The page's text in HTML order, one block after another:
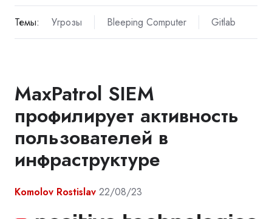
Темы: Угрозы Bleeping Computer Gitlab
MaxPatrol SIEM
профилирует активность
пользователей в
инфраструктуре
Komolov Rostislav 22/08/23